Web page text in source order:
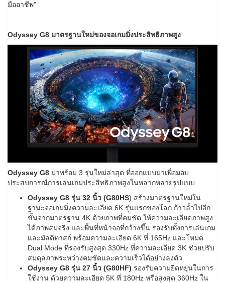
มืออาชีพ”
Odyssey G8 มาตรฐานใหม่ของจอเกมมิ่งประสิทธิภาพสูง
Odyssey G8 มาพร้อม 3 รุ่นใหม่ล่าสุด ที่ออกแบบมาเพื่อมอบ
ประสบการณ์การเล่นเกมประสิทธิภาพสูงในหลากหลายรูปแบบ
Odyssey G8 รุ่น 32 นิ้ว (G80HS) สร้างมาตรฐานใหม่ใน
ฐานะจอเกมมิ่งความละเอียด 6K รุ่นแรกของโลก ก้าวล้ำไปอีก
ขั้นจากมาตรฐาน 4K ด้วยภาพที่คมชัด ให้ความละเอียดภาพสูง
ได้ภาพสมจริง และพื้นที่หน้าจอที่กว้างขึ้น รองรับทั้งการเล่นเกม
และมัลติทาสก์ พร้อมความละเอียด 6K ที่ 165Hz และโหมด
Dual Mode ที่รองรับสูงสุด 330Hz ที่ความละเอียด 3K ช่วยปรับ
สมดุลภาพระหว่างคมชัดและความเร็วได้อย่างลงตัว
Odyssey G8 รุ่น 27 นิ้ว (G80HF) รองรับความยืดหยุ่นในการ
ใช้งาน ด้วยความละเอียด 5K ที่ 180Hz หรือสูงสุด 360Hz ใน